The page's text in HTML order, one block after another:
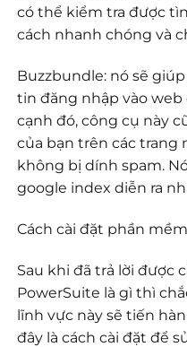
có thể kiểm tra được
cách nhanh chóng và
Buzzbundle: nó sẽ
tin đăng nhập vào
cạnh đó, công cụ này
của bạn trên các trang
không bị dính spam.
google index diễn ra
Cách cài đặt phần
Sau khi đã trả lời được
PowerSuite là gì thì
lĩnh vực này sẽ tiến
đây là cách cài đặt để